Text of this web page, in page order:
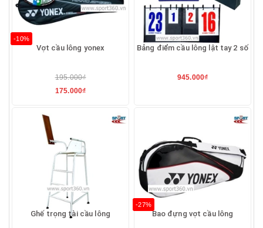
-10%
Vợt cầu lông yonex
195.000₫
175.000₫
Bảng điểm cầu lông lật tay 2 số
945.000₫
Ghế trọng tài cầu lông
-27%
Bao đựng vợt cầu lông